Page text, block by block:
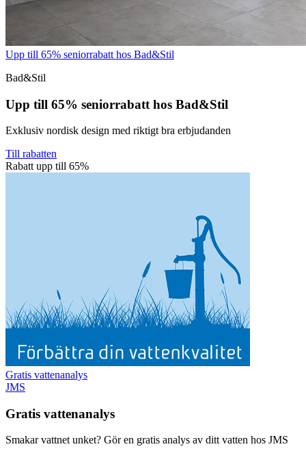
Upp till 65% seniorrabatt hos Bad&Stil
Bad&Stil
Upp till 65% seniorrabatt hos Bad&Stil
Exklusiv nordisk design med riktigt bra erbjudanden
Till rabatten
Rabatt upp till 65%
Gratis vattenanalys
JMS
Gratis vattenanalys
Smakar vattnet unket? Gör en gratis analys av ditt vatten hos JMS